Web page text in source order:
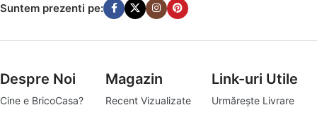
Suntem prezenti pe:
Despre Noi
Cine e BricoCasa?
Magazin
Recent Vizualizate
Link-uri Utile
Urmărește Livrare